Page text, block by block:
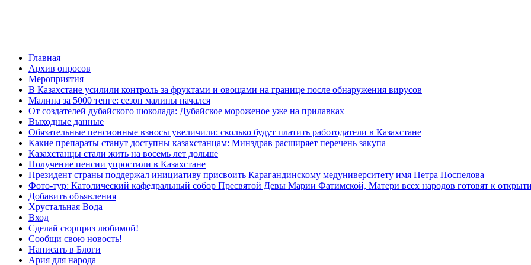
Главная
Архив опросов
Мероприятия
В Казахстане усилили контроль за фруктами и овощами на границе после обнаружения вирусов
Малина за 5000 тенге: сезон малины начался
От создателей дубайского шоколада: Дубайское мороженое уже на прилавках
Выходные данные
Обязательные пенсионные взносы увеличили: сколько будут платить работодатели в Казахстане
Какие препараты станут доступны казахстанцам: Минздрав расширяет перечень закупа
Казахстанцы стали жить на восемь лет дольше
Получение пенсии упростили в Казахстане
Президент страны поддержал инициативу присвоить Карагандинскому медуниверситету имя Петра Поспелова
Фото-тур: Католический кафедральный собор Пресвятой Девы Марии Фатимской, Матери всех народов готовят к
Добавить объявления
Хрустальная Вода
Вход
Сделай сюрприз любимой!
Сообщи свою новость!
Написать в Блоги
Ария для народа